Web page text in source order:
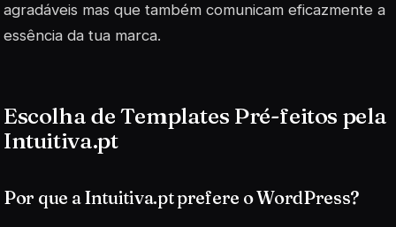
agradáveis mas que também comunicam eficazmente a
essência da tua marca.
Escolha de Templates Pré-feitos pela
Intuitiva.pt
Por que a Intuitiva.pt prefere o WordPress?